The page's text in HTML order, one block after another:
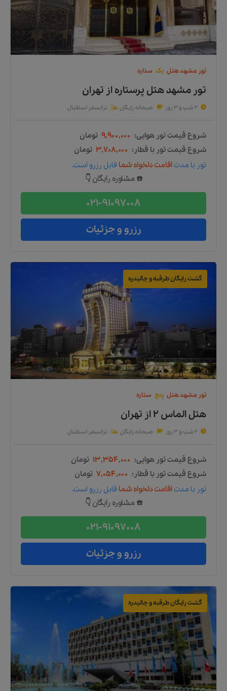
تور مشهدهتل یک ستاره
تور مشهد هتل پرستارهاز تهران
2 شب و 3 روز صبحانه رایگان ترانسفر استقبال
شروع قیمت تور هوایی: ۹,۹۰۰,۰۰۰ تومان
شروع قیمت تور با قطار: ۳,۷۰۸,۰۰۰ تومان
تور با مدت اقامت دلخواه شما قابل رزرو است.
☎️ مشاوره رایگان 👇
021-91097008
رزرو و جزئیات
گشت رایگان طرقبه و چالیدره
تور مشهدهتل پنج ستاره
هتل الماس ۲ از تهران
2 شب و 3 روز صبحانه رایگان ترانسفر استقبال
شروع قیمت تور هوایی: ۱۳,۳۵۴,۰۰۰ تومان
شروع قیمت تور با قطار: ۷,۰۵۴,۰۰۰ تومان
تور با مدت اقامت دلخواه شما قابل رزرو است.
☎️ مشاوره رایگان 👇
021-91097008
رزرو و جزئیات
گشت رایگان طرقبه و چالیدره